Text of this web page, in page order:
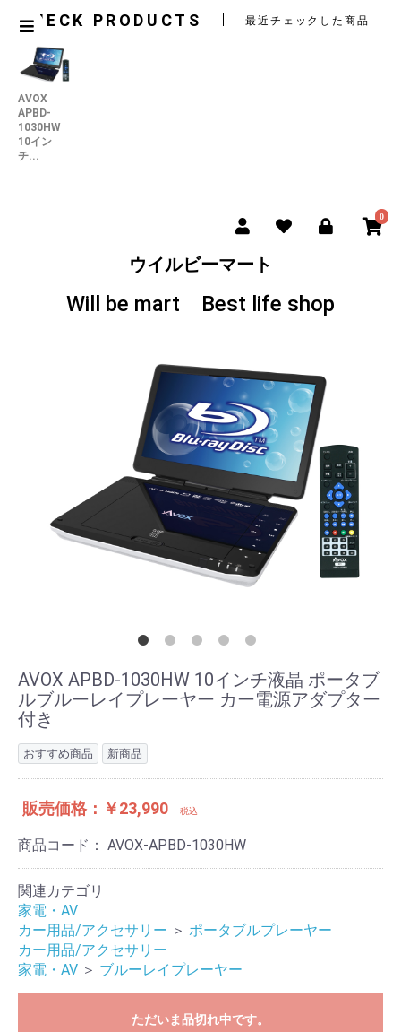
CHECK PRODUCTS 最近チェックした商品
AVOX
APBD-
1030HW
10イン
チ...
0
ウイルビーマート
Will be mart Best life shop
AVOX APBD-1030HW 10インチ液晶 ポータブ
ルブルーレイプレーヤー カー電源アダプター
付き
おすすめ商品 新商品
販売価格：￥23,990 税込
商品コード： AVOX-APBD-1030HW
関連カテゴリ
家電・AV
カー用品/アクセサリー ＞ ポータブルプレーヤー
カー用品/アクセサリー
家電・AV ＞ ブルーレイプレーヤー
ただいま品切れ中です。